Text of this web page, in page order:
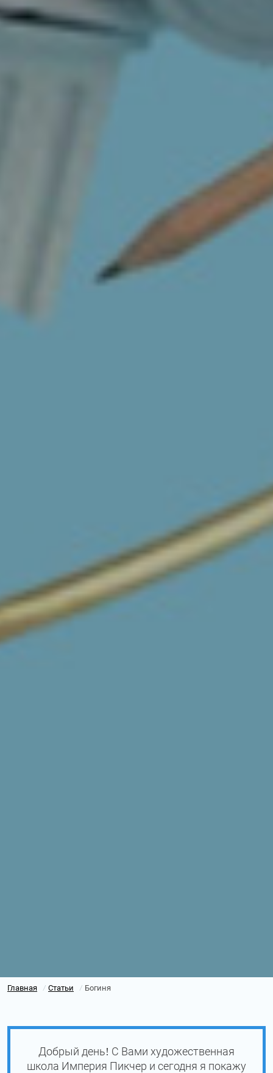
Главная / Статьи / Богиня
Добрый день! С Вами художественная
школа Империя Пикчер и сегодня я покажу